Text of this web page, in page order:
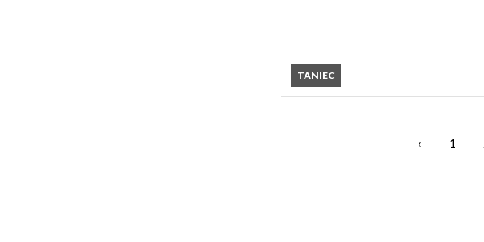
TANIEC
‹ 1